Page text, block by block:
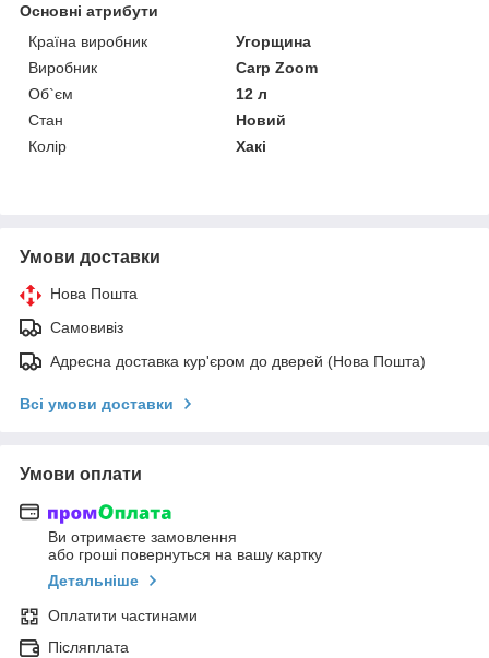
Основні атрибути
Країна виробник
Угорщина
Виробник
Carp Zoom
Об`єм
12 л
Стан
Новий
Колір
Хакі
Умови доставки
Нова Пошта
Самовивіз
Адресна доставка кур'єром до дверей (Нова Пошта)
Всі умови доставки
Умови оплати
Ви отримаєте замовлення
або гроші повернуться на вашу картку
Детальніше
Оплатити частинами
Післяплата